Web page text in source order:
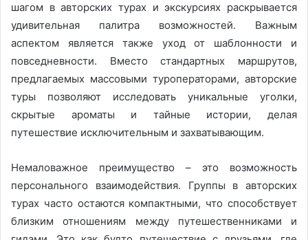
шагом в авторских турах и экскурсиях раскрывается
удивительная палитра возможностей. Важным
аспектом является также уход от шаблонности и
повседневности. Вместо стандартных маршрутов,
предлагаемых массовыми туроператорами, авторские
туры позволяют исследовать уникальные уголки,
скрытые ароматы и тайные истории, делая
путешествие исключительным и захватывающим.
Немаловажное преимущество – это возможность
персонального взаимодействия. Группы в авторских
турах часто остаются компактными, что способствует
близким отношениям между путешественниками и